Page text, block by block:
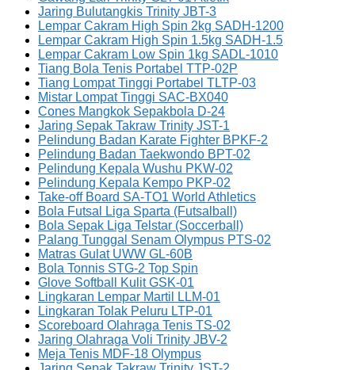
Jaring Bulutangkis Trinity JBT-3
Lempar Cakram High Spin 2kg SADH-1200
Lempar Cakram High Spin 1.5kg SADH-1.5
Lempar Cakram Low Spin 1kg SADL-1010
Tiang Bola Tenis Portabel TTP-02P
Tiang Lompat Tinggi Portabel TLTP-03
Mistar Lompat Tinggi SAC-BX040
Cones Mangkok Sepakbola D-24
Jaring Sepak Takraw Trinity JST-1
Pelindung Badan Karate Fighter BPKF-2
Pelindung Badan Taekwondo BPT-02
Pelindung Kepala Wushu PKW-02
Pelindung Kepala Kempo PKP-02
Take-off Board SA-TO1 World Athletics
Bola Futsal Liga Sparta (Futsalball)
Bola Sepak Liga Telstar (Soccerball)
Palang Tunggal Senam Olympus PTS-02
Matras Gulat UWW GL-60B
Bola Tonnis STG-2 Top Spin
Glove Softball Kulit GSK-01
Lingkaran Lempar Martil LLM-01
Lingkaran Tolak Peluru LTP-01
Scoreboard Olahraga Tenis TS-02
Jaring Olahraga Voli Trinity JBV-2
Meja Tenis MDF-18 Olympus